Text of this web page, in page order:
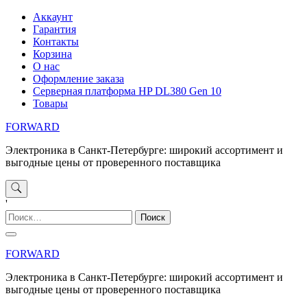
Перейти
содержимому
Аккаунт
Гарантия
Контакты
Корзина
О нас
Оформление заказа
Серверная платформа HP DL380 Gen 10
Товары
FORWARD
Электроника в Санкт-Петербурге: широкий ассортимент и
выгодные цены от проверенного поставщика
'
Найти:
FORWARD
Электроника в Санкт-Петербурге: широкий ассортимент и
выгодные цены от проверенного поставщика